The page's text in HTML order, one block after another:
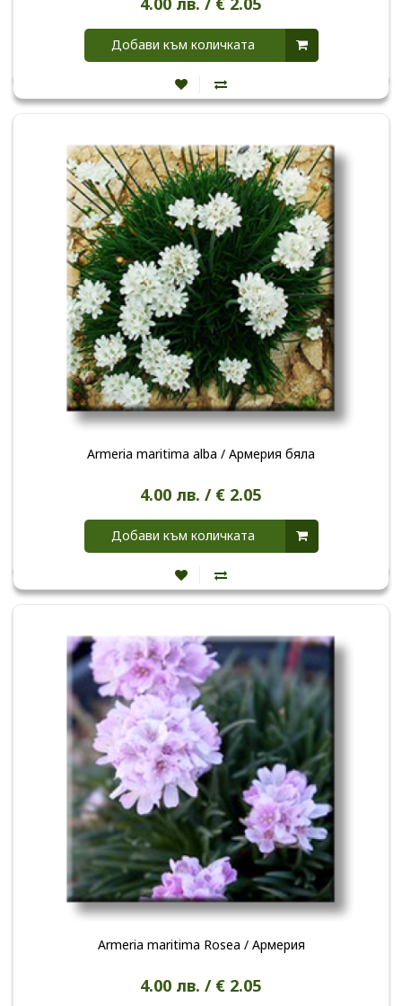
Добави към количката
Armeria maritima alba / Армерия бяла
4.00 лв. / € 2.05
Добави към количката
Armeria maritima Rosea / Армерия
4.00 лв. / € 2.05